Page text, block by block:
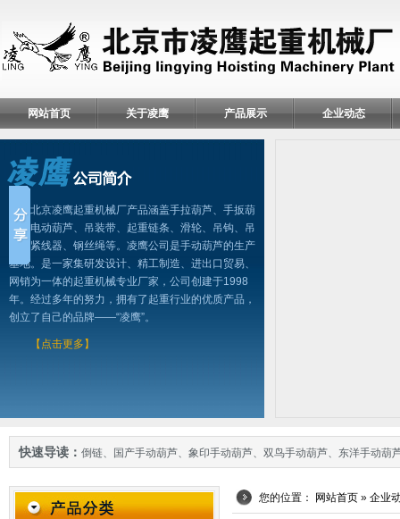
网站首页 关于凌鹰 产品展示 企业动态
北京凌鹰起重机械厂产品涵盖手拉葫芦、手扳葫
芦、电动葫芦、吊装带、起重链条、滑轮、吊钩、吊
具、紧线器、钢丝绳等。凌鹰公司是手动葫芦的生产
基地。是一家集研发设计、精工制造、进出口贸易、
网销为一体的起重机械专业厂家，公司创建于1998
年。经过多年的努力，拥有了起重行业的优质产品，
创立了自己的品牌——“凌鹰”。
【点击更多】
快速导读： 倒链、 国产手动葫芦、 象印手动葫芦、 双鸟手动葫芦、 东洋手动葫
您的位置： 网站首页 » 企业